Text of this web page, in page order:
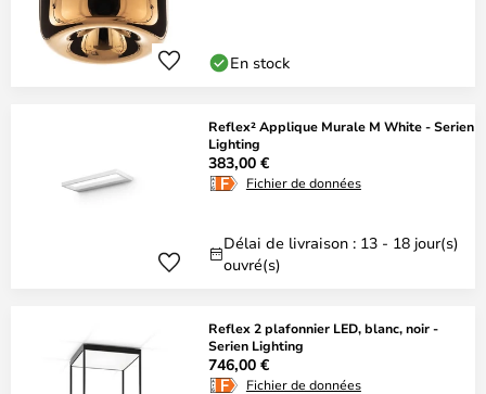
En stock
Reflex² Applique Murale M White - Serien
Lighting
383,00 €
Fichier de données
Délai de livraison : 13 - 18 jour(s)
ouvré(s)
Reflex 2 plafonnier LED, blanc, noir -
Serien Lighting
746,00 €
Fichier de données